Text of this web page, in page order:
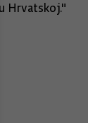
Hrvatskoj."